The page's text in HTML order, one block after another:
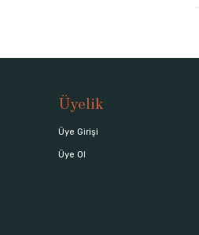
Üyelik
Üye Girişi
Üye Ol